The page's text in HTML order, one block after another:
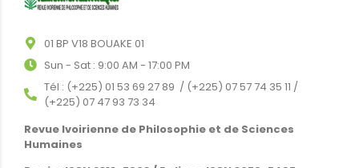
01 BP V18 BOUAKE 01
Sun - Sat : 9:00 AM - 17:00 PM
Tél : (+225) 01 53 69 27 89 / (+225) 07 57 74 35 11 /
(+225) 07 47 93 73 34
Revue Ivoirienne de Philosophie et de Sciences
Humaines